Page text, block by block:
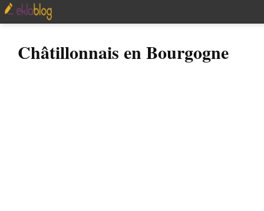
Châtillonnais en Bourgogne